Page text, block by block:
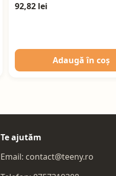
92,82 lei
Adaugă în coș
Te ajutăm
Email: contact@teeny.ro